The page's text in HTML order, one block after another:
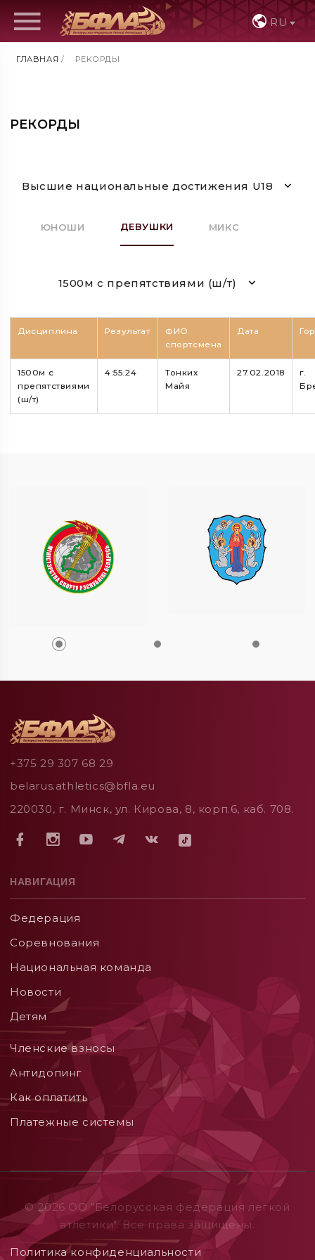
RU
ГЛАВНАЯ / РЕКОРДЫ
РЕКОРДЫ
Высшие национальные достижения U18
ЮНОШИ ДЕВУШКИ МИКС
1500м с препятствиями (ш/т)
Дисциплина Результат
ФИО
спортсмена
Дата
1500м с
препятствиями
(ш/т)
4:55.24
Тонких
Майя
27.02.2018
г.
+375 29 307 68 29
belarus.athletics@bfla.eu
220030, г. Минск, ул. Кирова, 8, корп.6, каб. 708.
НАВИГАЦИЯ
Федерация
Соревнования
Национальная команда
Новости
Детям
Членские взносы
Aнтидопинг
Как оплатить
Платежные системы
© 2026 ОO "Белорусская федерация легкой
атлетики". Все права защищены.
Политика конфиденциальности